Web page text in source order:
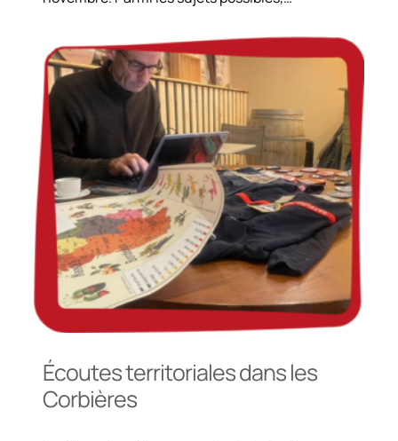
Écoutes territoriales dans les
Corbières